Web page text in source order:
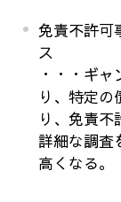
免責不許可
ス
・・・ギ
り、特定
り、免責不
詳細な調査
高くなる。